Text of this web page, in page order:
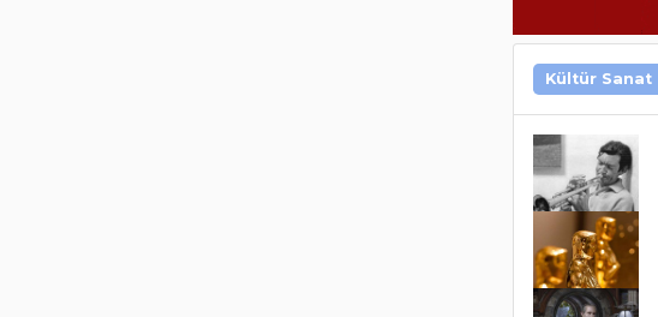
Kültür Sanat